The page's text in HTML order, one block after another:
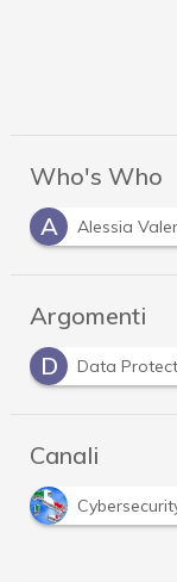
Who's Who
A
Alessia
Argomenti
D
Data
Canali